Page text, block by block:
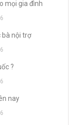
mọi gia đình
bà nội trợ
?
nay